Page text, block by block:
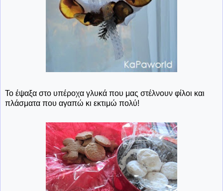
Το έψαξα στο υπέροχα γλυκά που μας στέλνουν φίλοι και
πλάσματα που αγαπώ κι εκτιμώ πολύ!